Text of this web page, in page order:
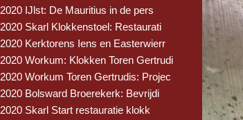
2020 IJlst: De Mauritius in de pers
2020 Skarl Klokkenstoel: Restaurati
2020 Kerktorens Iens en Easterwierr
2020 Workum: Klokken Toren Gertrudi
2020 Workum Toren Gertrudis: Projec
2020 Bolsward Broerekerk: Bevrijdi
2020 Skarl Start restauratie klokk